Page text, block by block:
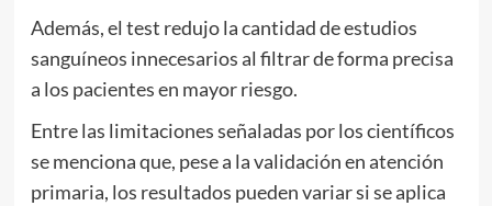
Además, el test redujo la cantidad de estudios
sanguíneos innecesarios al filtrar de forma precisa
a los pacientes en mayor riesgo.
Entre las limitaciones señaladas por los científicos
se menciona que, pese a la validación en atención
primaria, los resultados pueden variar si se aplica